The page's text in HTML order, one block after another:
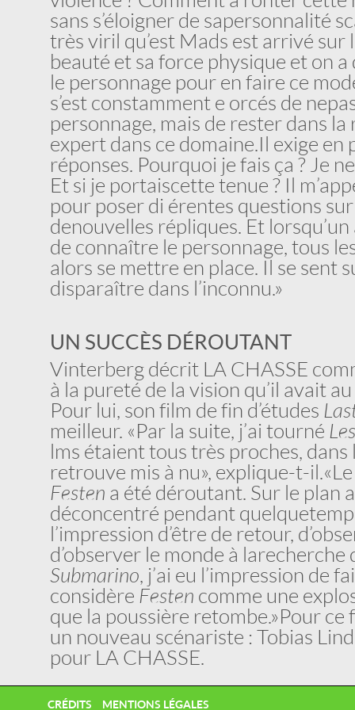
sans s’éloigner de sa personnalité
très viril qu’est Mads est arrivé sur
beauté et sa force physique et on
le personnage pour en faire ce
s’est constamment e orcés de ne
personnage, mais de rester dans
expert dans ce domaine. Il exige en
réponses. Pourquoi je fais ça ? Je
Et si je portais cette tenue ? Il
pour poser di érentes questions
de nouvelles répliques. Et
de connaître le personnage, tous
alors se mettre en place. Il se sent
disparaître dans l’inconnu.»
UN SUCCÈS DÉROUTANT
Vinterberg décrit LA CHASSE
à la pureté de la vision qu’il avait
Pour lui, son film de fin d’études
meilleur. «Par la suite, j’ai tourné
lms étaient tous très proches, dans
retrouve mis à nu», explique-t-il.
Festen a été déroutant. Sur le plan
déconcentré pendant quelque
l’impression d’être de retour,
d’observer le monde à la recherche
Submarino, j’ai eu l’impression de
considère Festen comme une
que la poussière retombe.» Pour
un nouveau scénariste : Tobias
pour LA CHASSE.
CRÉDITS
MENTIONS LÉGALES